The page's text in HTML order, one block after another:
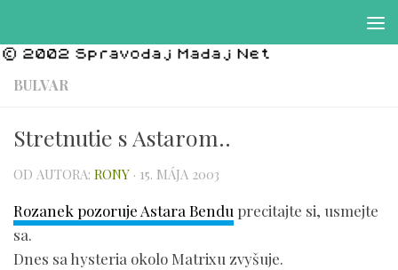
BULVAR
Stretnutie s Astarom..
OD AUTORA: RONY · 15. MÁJA 2003
Rozanek pozoruje Astara Bendu precitajte si, usmejte
sa.
Dnes sa hysteria okolo Matrixu zvyšuje.